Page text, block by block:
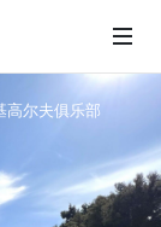
高尔夫俱乐部